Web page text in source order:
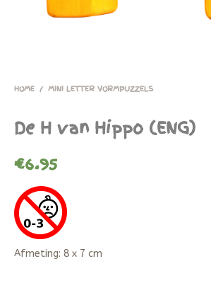
HOME / MINI LETTER VORMPUZZELS
De H van Hippo (ENG)
€6.95
Afmeting: 8 x 7 cm